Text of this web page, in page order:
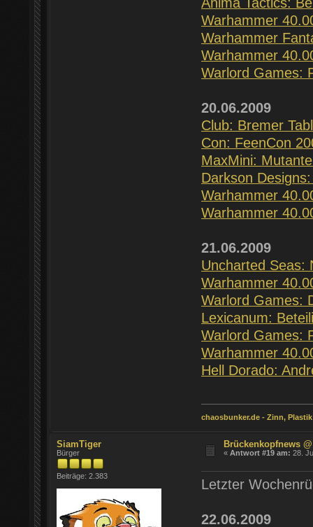
Warhammer
Warhammer
Warhammer
Warlord Games:
20.06.2009
Club: Bremer
Con: FeenCon
MaxMini:
Darkson
Warhammer
Warhammer
21.06.2009
Uncharted Seas:
Warhammer
Warlord Games:
Lexicanum:
Warlord Games:
Warhammer
Hell Dorado:
chaosbunker.de - Zinn,
SiamTiger
Bürger
Beiträge: 2.383
Brückenkopfnews
«Antwort #19 am: 28.
Letzter
22.06.2009